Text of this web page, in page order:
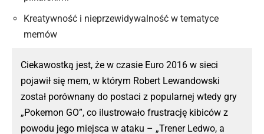
Kreatywność i nieprzewidywalność w tematyce
memów
Ciekawostką jest, że w czasie Euro 2016 w sieci
pojawił się mem, w którym Robert Lewandowski
został porównany do postaci z popularnej wtedy gry
„Pokemon GO”, co ilustrowało frustrację kibiców z
powodu jego miejsca w ataku – „Trener Ledwo, a